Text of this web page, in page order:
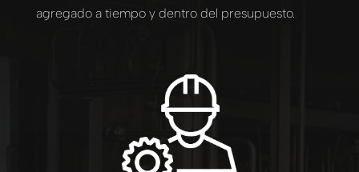
agregado a tiempo y dentro del presupuesto.